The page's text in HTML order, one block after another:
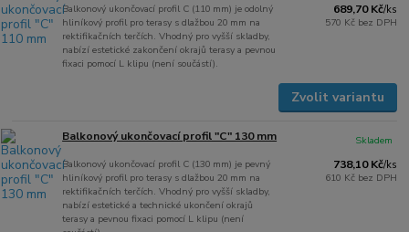
Balkonový ukončovací profil C (110 mm) je odolný
hliníkový profil pro terasy s dlažbou 20 mm na
rektifikačních terčích. Vhodný pro vyšší skladby,
nabízí estetické zakončení okrajů terasy a pevnou
fixaci pomocí L klipu (není součástí).
689,70 Kč/ks
570 Kč bez DPH
Zvolit variantu
Balkonový ukončovací profil "C" 130 mm
Balkonový ukončovací profil C (130 mm) je pevný
hliníkový profil pro terasy s dlažbou 20 mm na
rektifikačních terčích. Vhodný pro vyšší skladby,
nabízí estetické a technické ukončení okrajů
terasy a pevnou fixaci pomocí L klipu (není
738,10 Kč/ks
610 Kč bez DPH
Skladem